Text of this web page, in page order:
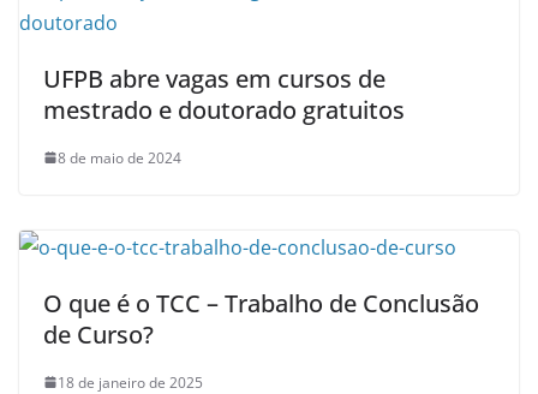
UFPB abre vagas em cursos de
mestrado e doutorado gratuitos
8 de maio de 2024
O que é o TCC – Trabalho de Conclusão
de Curso?
18 de janeiro de 2025